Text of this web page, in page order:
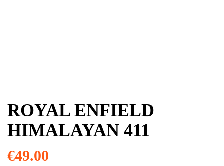
ROYAL ENFIELD
HIMALAYAN 411
€49.00